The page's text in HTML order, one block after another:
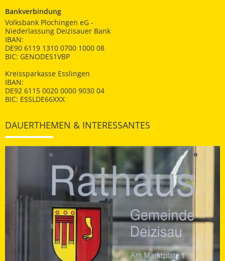
Bankverbindung
Volksbank Plochingen eG -
Niederlassung Deizisauer Bank
IBAN:
DE90 6119 1310 0700 1000 08
BIC: GENODES1VBP
Kreissparkasse Esslingen
IBAN:
DE92 6115 0020 0000 9030 04
BIC: ESSLDE66XXX
DAUERTHEMEN & INTERESSANTES